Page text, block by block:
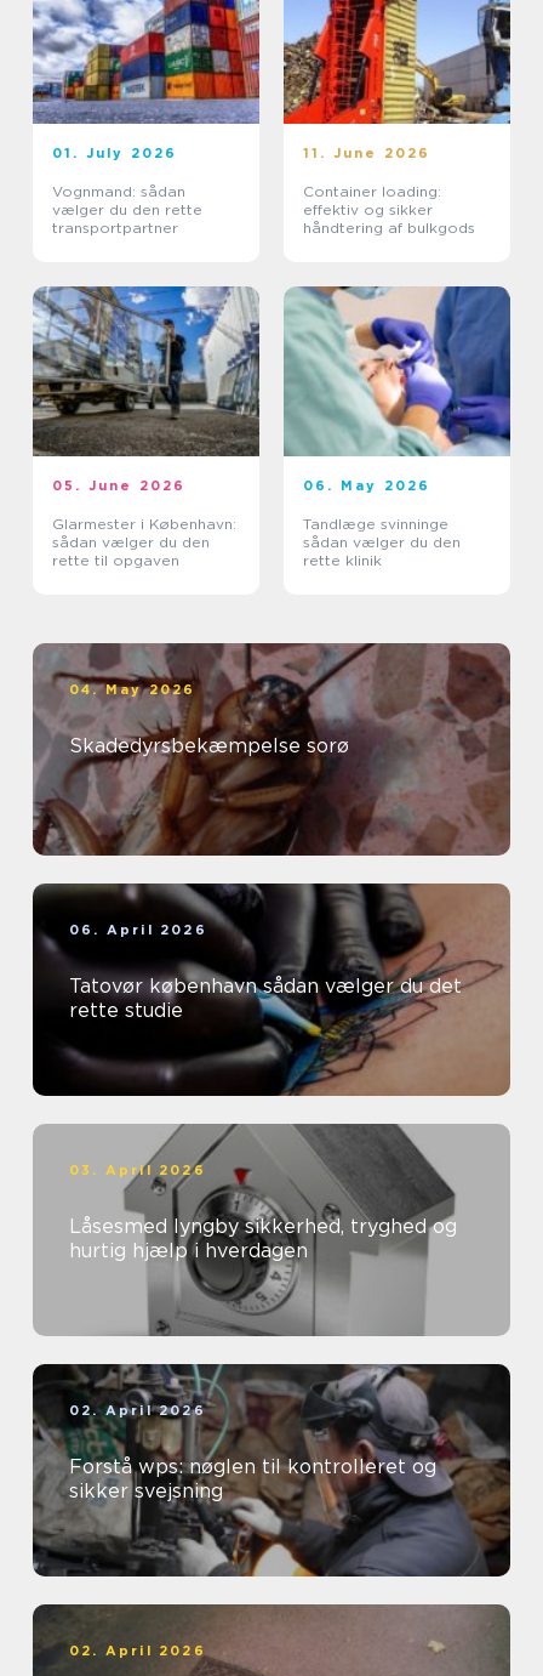
01. July 2026
Vognmand: sådan
vælger du den rette
transportpartner
11. June 2026
Container loading:
effektiv og sikker
håndtering af bulkgods
05. June 2026
Glarmester i København:
sådan vælger du den
rette til opgaven
06. May 2026
Tandlæge svinninge
sådan vælger du den
rette klinik
04. May 2026
Skadedyrsbekæmpelse sorø
06. April 2026
Tatovør københavn sådan vælger du det
rette studie
03. April 2026
Låsesmed lyngby sikkerhed, tryghed og
hurtig hjælp i hverdagen
02. April 2026
Forstå wps: nøglen til kontrolleret og
sikker svejsning
02. April 2026